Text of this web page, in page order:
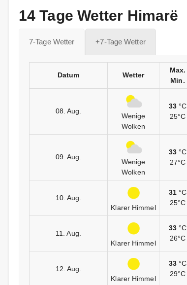
14 Tage Wetter Himarë
7-Tage Wetter +7-Tage Wetter
Datum Wetter
Max.
Min.
08. Aug.
Wenige
Wolken
33 °C
25°C
09. Aug.
Wenige
Wolken
33 °C
27°C
10. Aug.
Klarer Himmel
31 °C
25°C
11. Aug.
Klarer Himmel
33 °C
26°C
12. Aug.
Klarer Himmel
33 °C
29°C